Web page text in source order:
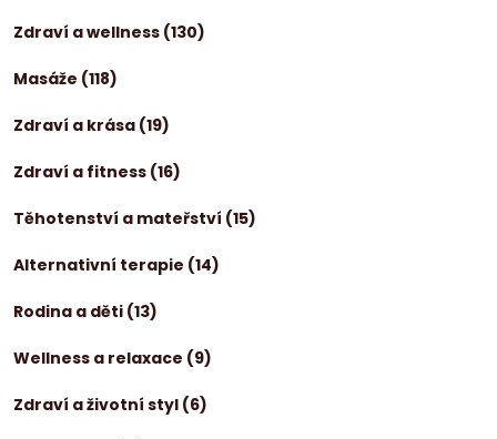
Zdraví a wellness (130)
Masáže (118)
Zdraví a krása (19)
Zdraví a fitness (16)
Těhotenství a mateřství (15)
Alternativní terapie (14)
Rodina a děti (13)
Wellness a relaxace (9)
Zdraví a životní styl (6)